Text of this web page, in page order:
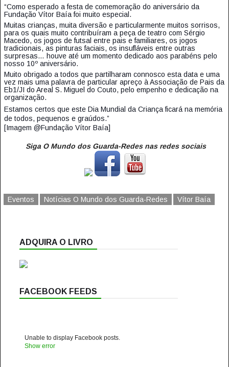
“Como esperado a festa de comemoração do aniversário da
Fundação Vítor Baía foi muito especial.
Muitas crianças, muita diversão e particularmente muitos sorrisos,
para os quais muito contribuíram a peça de teatro com Sérgio
Macedo, os jogos de futsal entre pais e familiares, os jogos
tradicionais, as pinturas faciais, os insufláveis entre outras
surpresas… houve até um momento dedicado aos parabéns pelo
nosso 10º aniversário.
Muito obrigado a todos que partilharam connosco esta data e uma
vez mais uma palavra de particular apreço à Associação de Pais da
Eb1/JI do Areal S. Miguel do Couto, pelo empenho e dedicação na
organização.
Estamos certos que este Dia Mundial da Criança ficará na memória
de todos, pequenos e graúdos.”
[Imagem @Fundação Vítor Baía]
Siga O Mundo dos Guarda-Redes nas redes sociais
Eventos Notícias O Mundo dos Guarda-Redes Vítor Baía
ADQUIRA O LIVRO
FACEBOOK FEEDS
Unable to display Facebook posts.
Show error